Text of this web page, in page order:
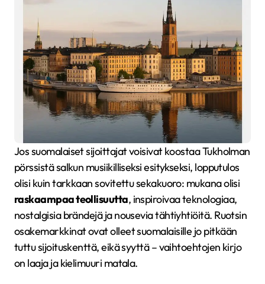
Jos suomalaiset sijoittajat voisivat koostaa Tukholman
pörssistä salkun musiikilliseksi esitykseksi, lopputulos
olisi kuin tarkkaan sovitettu sekakuoro: mukana olisi
raskaampaa teollisuutta, inspiroivaa teknologiaa,
nostalgisia brändejä ja nousevia tähtiyhtiöitä. Ruotsin
osakemarkkinat ovat olleet suomalaisille jo pitkään
tuttu sijoituskenttä, eikä syyttä – vaihtoehtojen kirjo
on laaja ja kielimuuri matala.